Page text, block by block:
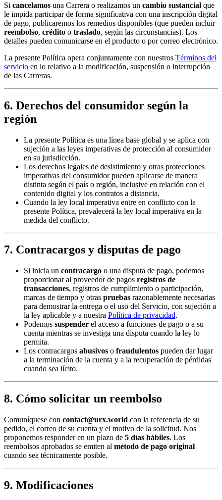
Si cancelamos una Carrera o realizamos un cambio sustancial que
le impida participar de forma significativa con una inscripción digital
de pago, publicaremos los remedios disponibles (que pueden incluir
reembolso, crédito o traslado, según las circunstancias). Los
detalles pueden comunicarse en el producto o por correo electrónico.
La presente Política opera conjuntamente con nuestros Términos del
servicio en lo relativo a la modificación, suspensión o interrupción
de las Carreras.
6. Derechos del consumidor según la
región
La presente Política es una línea base global y se aplica con
sujeción a las leyes imperativas de protección al consumidor
en su jurisdicción.
Los derechos legales de desistimiento y otras protecciones
imperativas del consumidor pueden aplicarse de manera
distinta según el país o región, inclusive en relación con el
contenido digital y los contratos a distancia.
Cuando la ley local imperativa entre en conflicto con la
presente Política, prevalecerá la ley local imperativa en la
medida del conflicto.
7. Contracargos y disputas de pago
Si inicia un contracargo o una disputa de pago, podemos
proporcionar al proveedor de pagos registros de
transacciones, registros de cumplimiento o participación,
marcas de tiempo y otras pruebas razonablemente necesarias
para demostrar la entrega o el uso del Servicio, con sujeción a
la ley aplicable y a nuestra Política de privacidad.
Podemos suspender el acceso a funciones de pago o a su
cuenta mientras se investiga una disputa cuando la ley lo
permita.
Los contracargos abusivos o fraudulentos pueden dar lugar
a la terminación de la cuenta y a la recuperación de pérdidas
cuando sea lícito.
8. Cómo solicitar un reembolso
Comuníquese con contact@urx.world con la referencia de su
pedido, el correo de su cuenta y el motivo de la solicitud. Nos
proponemos responder en un plazo de 5 días hábiles. Los
reembolsos aprobados se emiten al método de pago original
cuando sea técnicamente posible.
9. Modificaciones